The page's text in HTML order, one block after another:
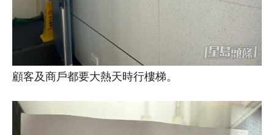
顧客及商戶都要大熱天時行樓梯。